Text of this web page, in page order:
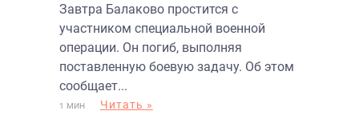
Завтра Балаково простится с
участником специальной военной
операции. Он погиб, выполняя
поставленную боевую задачу. Об этом
сообщает...
1 МИН Читать »